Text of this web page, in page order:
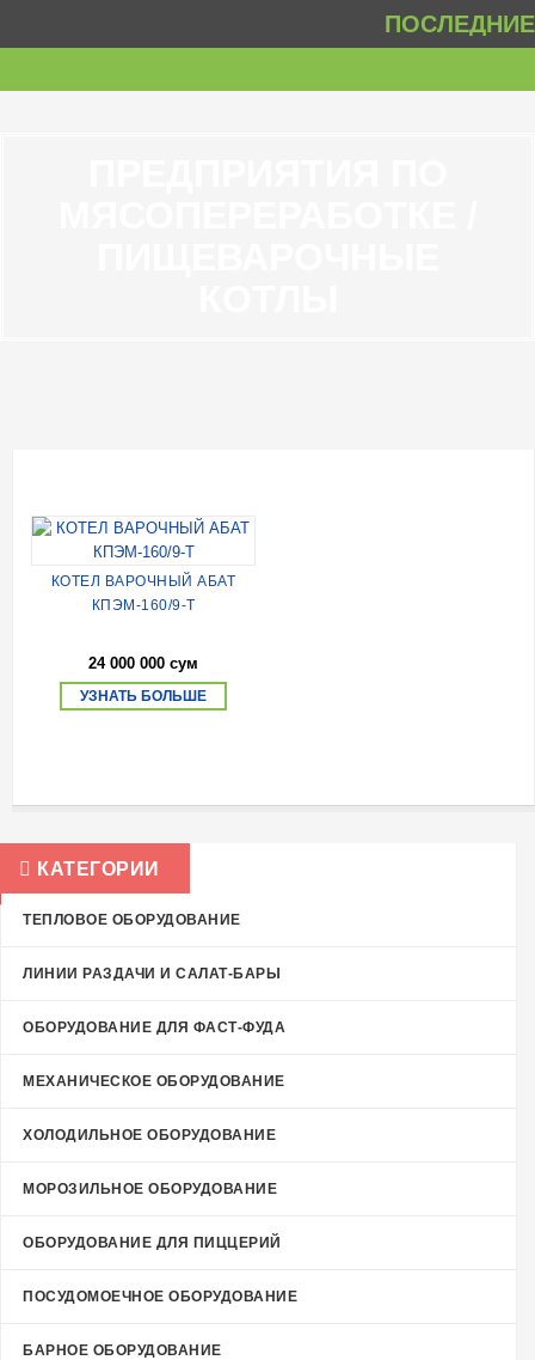
КОТЕЛ ВАРОЧНЫЙ AБАТ
КПЭМ-160/9-Т
24 000 000 сум
УЗНАТЬ БОЛЬШЕ
КАТЕГОРИИ
ТЕПЛОВОЕ ОБОРУДОВАНИЕ
ЛИНИИ РАЗДАЧИ И САЛАТ-БАРЫ
ОБОРУДОВАНИЕ ДЛЯ ФАСТ-ФУДА
МЕХАНИЧЕСКОЕ ОБОРУДОВАНИЕ
ХОЛОДИЛЬНОЕ ОБОРУДОВАНИЕ
МОРОЗИЛЬНОЕ ОБОРУДОВАНИЕ
ОБОРУДОВАНИЕ ДЛЯ ПИЦЦЕРИЙ
ПОСУДОМОЕЧНОЕ ОБОРУДОВАНИЕ
БАРНОЕ ОБОРУДОВАНИЕ